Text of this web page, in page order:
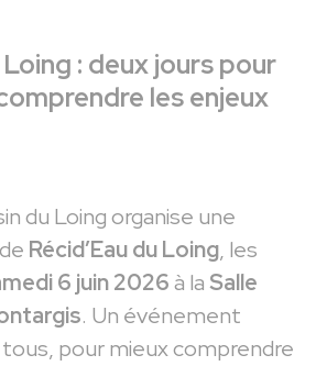
Loing : deux jours pour
les enjeux
du Loing organise une
Récid’Eau du Loing, les
6 juin 2026à laSalle
. Un événement
pour mieux comprendre